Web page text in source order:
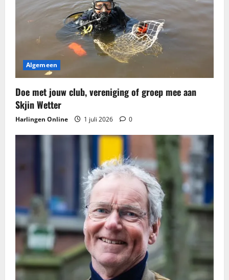
a
t
i
e
Algemeen
Doe met jouw club, vereniging of groep mee aan
Skjin Wetter
Harlingen Online 1 juli 2026 0